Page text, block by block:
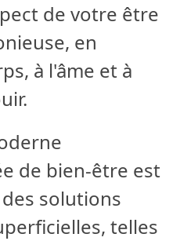
de votre être
en
à l'âme et à
de bien-être est
solutions
telles